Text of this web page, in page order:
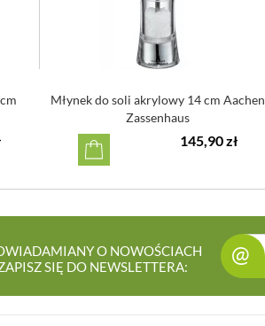
Młynek do soli akrylowy 14 cm Aachen
Zassenhaus
145,90 zł
O NOWOŚCIACH
SIĘ DO NEWSLETTERA:
@